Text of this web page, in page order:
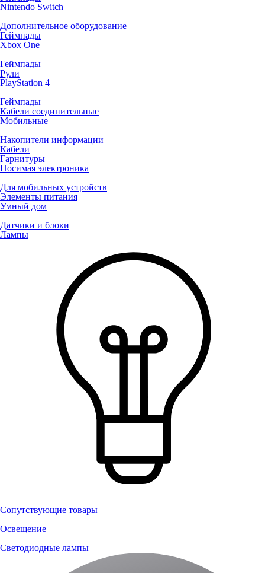
Nintendo Switch
Дополнительное оборудование
Геймпады
Xbox One
Геймпады
Рули
PlayStation 4
Геймпады
Кабели соединительные
Мобильные
Накопители информации
Кабели
Гарнитуры
Носимая электроника
Для мобильных устройств
Элементы питания
Умный дом
Датчики и блоки
Лампы
Сопутствующие товары
Освещение
Светодиодные лампы